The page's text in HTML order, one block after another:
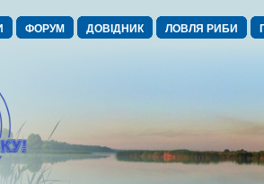
ФОРУМ ДОВІДНИК ЛОВЛЯ РИБИ